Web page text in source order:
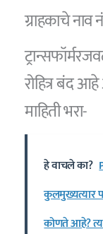
ग्राहकाचे
रोहित्र बंद
माहिती भरा-
हे वाचले का?
कुलमुख्यत्यार
कोणते आहे?